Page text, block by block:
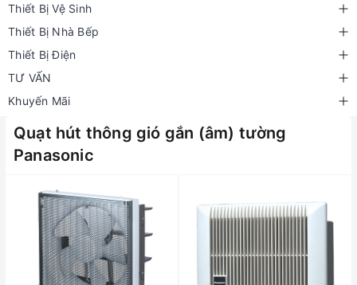
Thiết Bị Vệ Sinh
Thiết Bị Nhà Bếp
Thiết Bị Điện
TƯ VẤN
Khuyến Mãi
Quạt hút thông gió gắn (âm) tường
Panasonic